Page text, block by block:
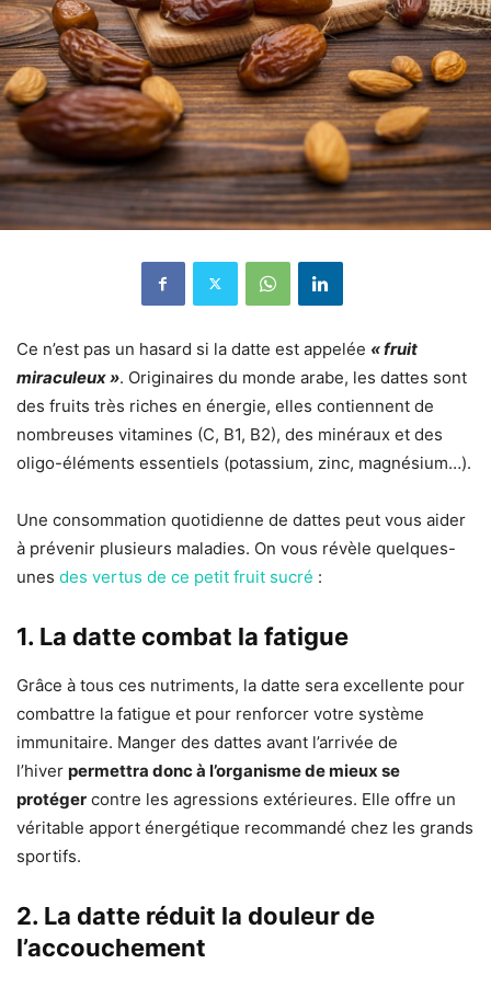
Ce n’est pas un hasard si la datte est appelée « fruit
miraculeux ». Originaires du monde arabe, les dattes sont
des fruits très riches en énergie, elles contiennent de
nombreuses vitamines (C, B1, B2), des minéraux et des
oligo-éléments essentiels (potassium, zinc, magnésium…).
Une consommation quotidienne de dattes peut vous aider
à prévenir plusieurs maladies. On vous révèle quelques-
unes des vertus de ce petit fruit sucré :
1. La datte combat la fatigue
Grâce à tous ces nutriments, la datte sera excellente pour
combattre la fatigue et pour renforcer votre système
immunitaire. Manger des dattes avant l’arrivée de
l’hiver permettra donc à l’organisme de mieux se
protéger contre les agressions extérieures. Elle offre un
véritable apport énergétique recommandé chez les grands
sportifs.
2. La datte réduit la douleur de
l’accouchement